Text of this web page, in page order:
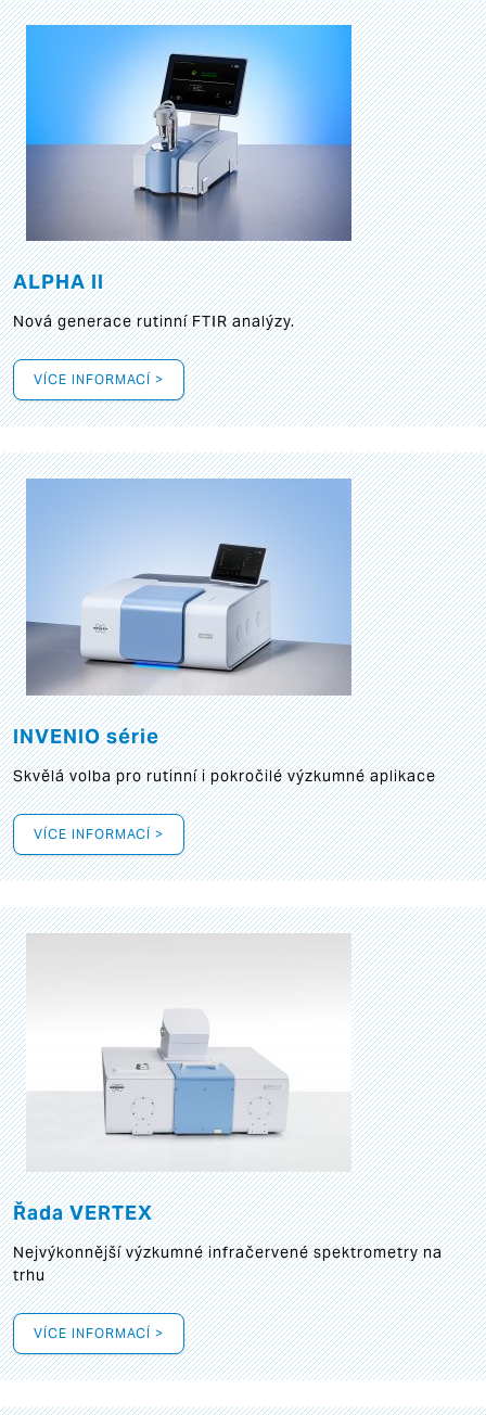
ALPHA II
Nová generace rutinní FTIR analýzy.
VÍCE INFORMACÍ >
INVENIO série
Skvělá volba pro rutinní i pokročilé výzkumné aplikace
VÍCE INFORMACÍ >
Řada VERTEX
Nejvýkonnější výzkumné infračervené spektrometry na
trhu
VÍCE INFORMACÍ >